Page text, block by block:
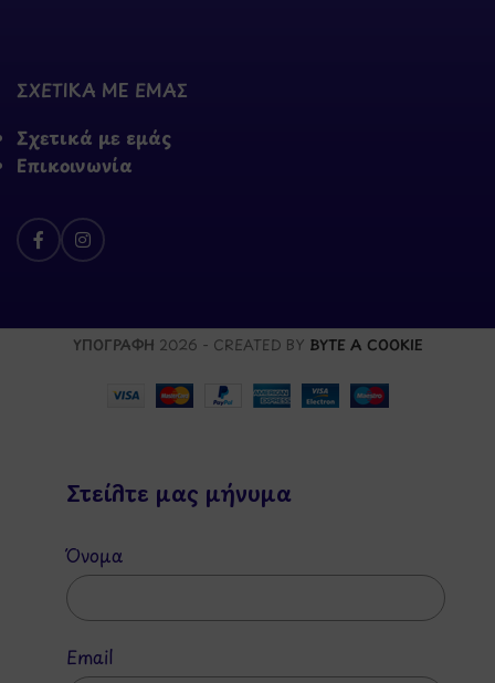
ΣΧΕΤΙΚΑ ΜΕ ΕΜΑΣ
Σχετικά με εμάς
Επικοινωνία
ΥΠΟΓΡΑΦΗ 2026 - CREATED BY BYTE A COOKIE
Στείλτε μας μήνυμα
Όνομα
Email